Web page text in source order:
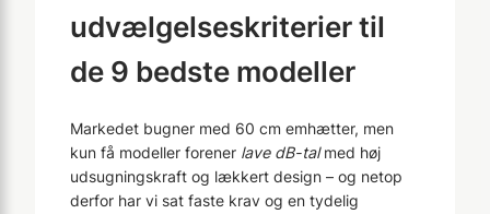
udvælgelseskriterier til
de 9 bedste modeller
Markedet bugner med 60 cm emhætter, men
kun få modeller forener lave dB-talmed høj
udsugningskraft og lækkert design – og netop
derfor har vi sat faste krav og en tydelig